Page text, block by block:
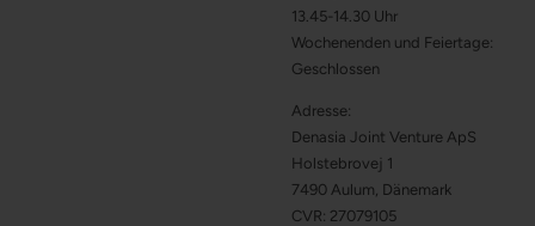
13.45-14.30 Uhr
Wochenenden und Feiertage:
Geschlossen
Adresse:
Denasia Joint Venture ApS
Holstebrovej 1
7490 Aulum, Dänemark
CVR: 27079105